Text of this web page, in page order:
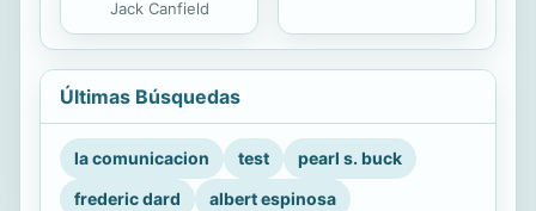
Jack Canfield
Últimas Búsquedas
la comunicacion test
pearl s. buck
frederic dard
albert espinosa